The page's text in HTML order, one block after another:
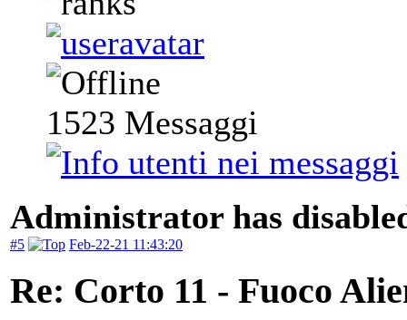
1523 Messaggi
Administrator has
#5 Feb-22-21 11:43:20
Re: Corto 11 - Fuoco